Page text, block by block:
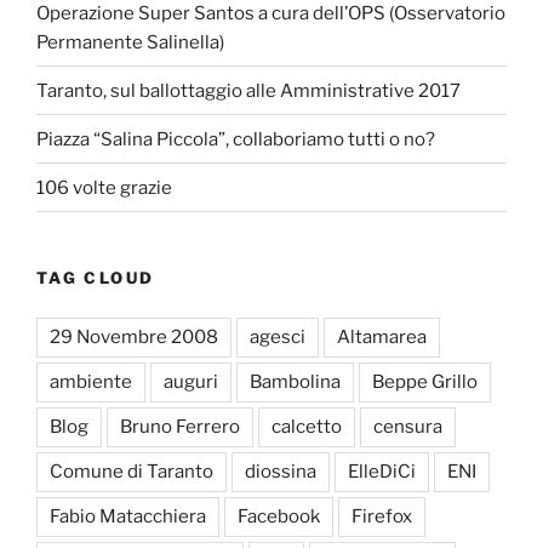
Operazione Super Santos a cura dell’OPS (Osservatorio
Permanente Salinella)
Taranto, sul ballottaggio alle Amministrative 2017
Piazza “Salina Piccola”, collaboriamo tutti o no?
106 volte grazie
TAG CLOUD
29 Novembre 2008 agesci Altamarea
ambiente auguri Bambolina Beppe Grillo
Blog Bruno Ferrero calcetto censura
Comune di Taranto diossina ElleDiCi ENI
Fabio Matacchiera Facebook Firefox